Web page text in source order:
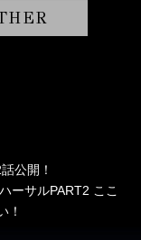
公開！
ーサルPART2 ここ
！